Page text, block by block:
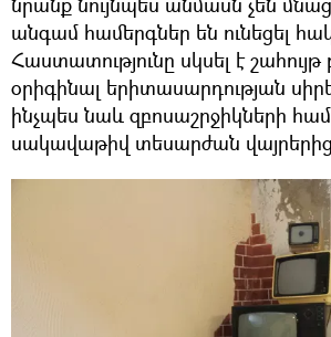
անգամ համերգներ են ունեցել
Հաստատությունը սկսել է շահույթ
օրիգինալ երիտասարդության
ինչպես նաև զբոսաշրջիկների
սակավաթիվ տեսարժան վայրերից